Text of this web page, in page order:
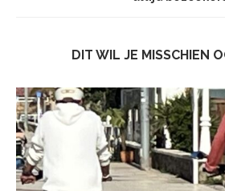
DIT WIL JE MISSCHIEN